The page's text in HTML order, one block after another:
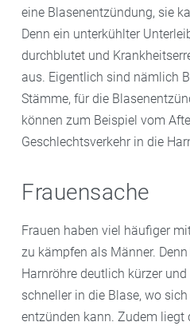
eine Blasenentzündung, sie
Denn ein unterkühlter
durchblutet und
aus. Eigentlich sind nämlich
Stämme, für die
können zum Beispiel vom
Geschlechtsverkehr in die
Frauensache
Frauen haben viel häufiger
zu kämpfen als Männer.
Harnröhre deutlich kürzer
schneller in die Blase, wo
entzünden kann. Zudem liegt